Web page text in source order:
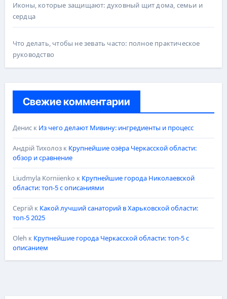
Иконы, которые защищают: духовный щит дома, семьи и
сердца
Что делать, чтобы не зевать часто: полное практическое
руководство
Свежие комментарии
Дениск Из чего делают Мивину: ингредиенты и процесс
Андрій Тихолозк Крупнейшие озёра Черкасской области:
обзор и сравнение
Liudmyla Korniienko к Крупнейшие города Николаевской
области: топ-5 с описаниями
Сергійк Какой лучший санаторий в Харьковской области:
топ-5 2025
Oleh к Крупнейшие города Черкасской области: топ-5 с
описанием